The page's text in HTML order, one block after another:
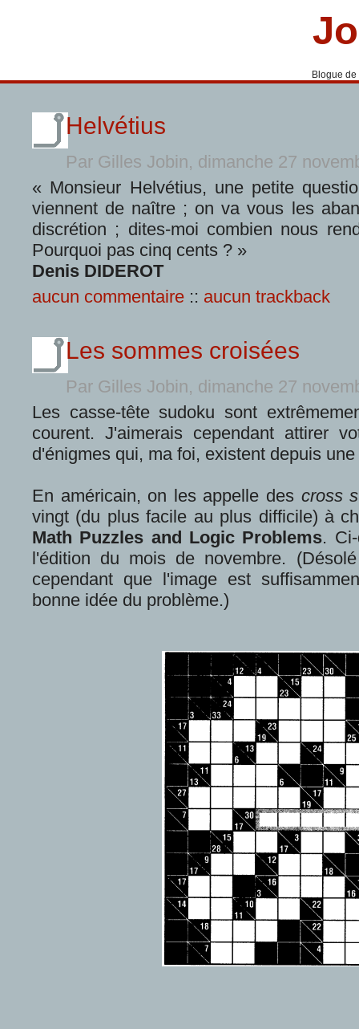
Blogue de
Helvétius
Par Gilles Jobin, dimanche 27
« Monsieur Helvétius, une petite
viennent de naître ; on va vous les
discrétion ; dites-moi combien nous
Pourquoi pas cinq cents ? »
Denis DIDEROT
aucun commentaire :: aucun trackback
Les sommes croisées
Par Gilles Jobin, dimanche 27
Les casse-tête sudoku sont
courent. J'aimerais cependant attirer
d'énigmes qui, ma foi, existent depuis
En américain, on les appelle des cross
vingt (du plus facile au plus difficile) à
Math Puzzles and Logic Problems.
l'édition du mois de novembre.
cependant que l'image est
bonne idée du problème.)